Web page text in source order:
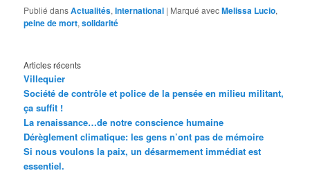
Publié dansActualités,International | Marqué avecMelissa Lucio,
peine de mort,solidarité
Articles récents
Villequier
Société de contrôle et police de la pensée en milieu militant,
ça suffit !
La renaissance…de notre conscience humaine
Dérèglement climatique: les gens n’ont pas de mémoire
Si nous voulons la paix, un désarmement immédiat est
essentiel.